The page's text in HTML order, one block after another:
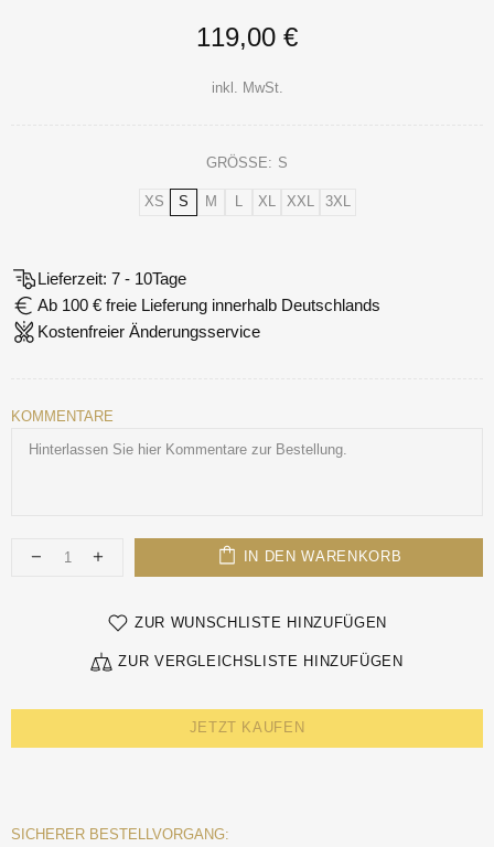
119,00 €
inkl. MwSt.
GRÖSSE: S
XS S M L XL XXL 3XL
Lieferzeit: 7 - 10Tage
Ab 100 € freie Lieferung innerhalb Deutschlands
Kostenfreier Änderungsservice
KOMMENTARE
IN DEN WARENKORB
ZUR WUNSCHLISTE HINZUFÜGEN
ZUR VERGLEICHSLISTE HINZUFÜGEN
JETZT KAUFEN
SICHERER BESTELLVORGANG: